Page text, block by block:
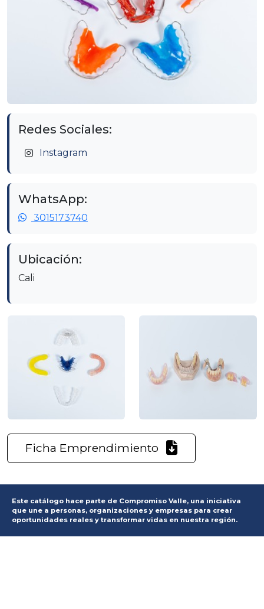
Redes Sociales:
Instagram
WhatsApp:
3015173740
Ubicación:
Cali
Ficha Emprendimiento
Este catálogo hace parte de Compromiso Valle, una iniciativa
que une a personas, organizaciones y empresas para crear
oportunidades reales y transformar vidas en nuestra región.